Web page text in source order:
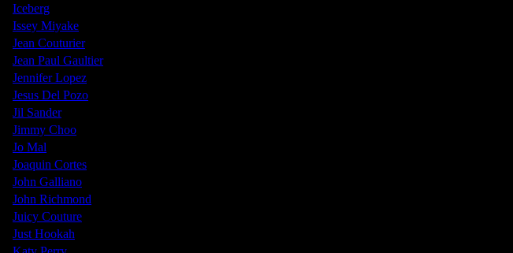
Iceberg
Issey Miyake
Jean Couturier
Jean Paul Gaultier
Jennifer Lopez
Jesus Del Pozo
Jil Sander
Jimmy Choo
Jo Mal
Joaquin Cortes
John Galliano
John Richmond
Juicy Couture
Just Hookah